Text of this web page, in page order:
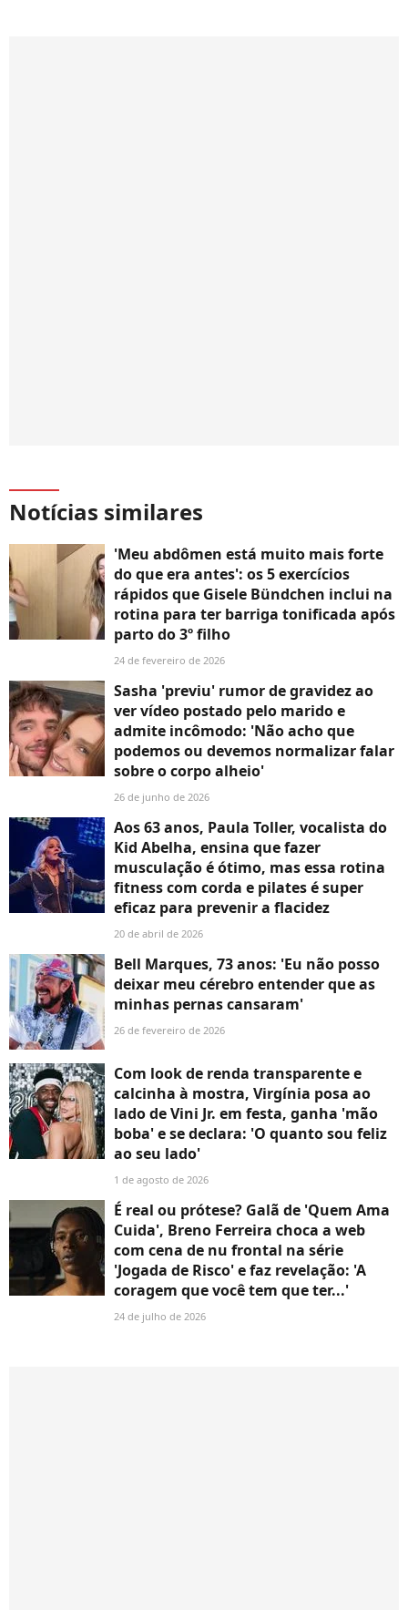
Notícias similares
'Meu abdômen está muito mais forte
do que era antes': os 5 exercícios
rápidos que Gisele Bündchen inclui na
rotina para ter barriga tonificada após
parto do 3º filho
24 de fevereiro de 2026
Sasha 'previu' rumor de gravidez ao
ver vídeo postado pelo marido e
admite incômodo: 'Não acho que
podemos ou devemos normalizar falar
sobre o corpo alheio'
26 de junho de 2026
Aos 63 anos, Paula Toller, vocalista do
Kid Abelha, ensina que fazer
musculação é ótimo, mas essa rotina
fitness com corda e pilates é super
eficaz para prevenir a flacidez
20 de abril de 2026
Bell Marques, 73 anos: 'Eu não posso
deixar meu cérebro entender que as
minhas pernas cansaram'
26 de fevereiro de 2026
Com look de renda transparente e
calcinha à mostra, Virgínia posa ao
lado de Vini Jr. em festa, ganha 'mão
boba' e se declara: 'O quanto sou feliz
ao seu lado'
1 de agosto de 2026
É real ou prótese? Galã de 'Quem Ama
Cuida', Breno Ferreira choca a web
com cena de nu frontal na série
'Jogada de Risco' e faz revelação: 'A
coragem que você tem que ter...'
24 de julho de 2026